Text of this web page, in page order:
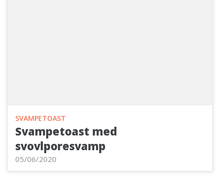
SVAMPETOAST
Svampetoast med
svovlporesvamp
05/06/2020